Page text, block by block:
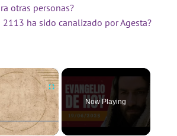
otras personas?
2113 ha sido canalizado por Agesta?
×
Now Playing